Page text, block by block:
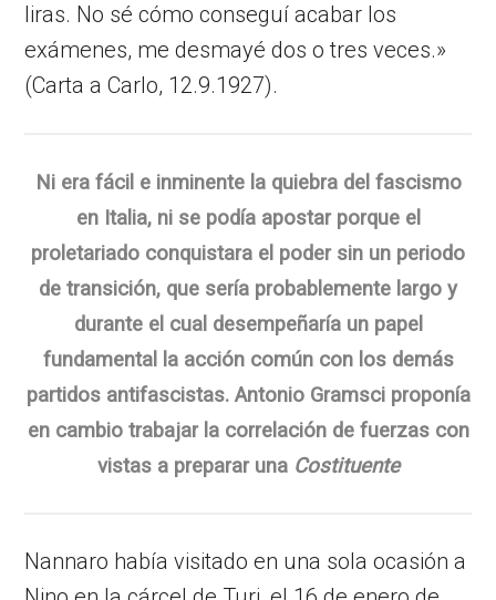
liras. No sé cómo conseguí acabar los
exámenes, me desmayé dos o tres veces.»
(Carta a Carlo, 12.9.1927).
Ni era fácil e inminente la quiebra del fascismo
en Italia, ni se podía apostar porque el
proletariado conquistara el poder sin un periodo
de transición, que sería probablemente largo y
durante el cual desempeñaría un papel
fundamental la acción común con los demás
partidos antifascistas. Antonio Gramsci proponía
en cambio trabajar la correlación de fuerzas con
vistas a preparar una Costituente
Nannaro había visitado en una sola ocasión a